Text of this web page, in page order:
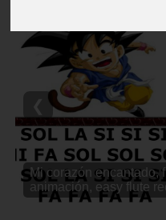
Notas para flauta